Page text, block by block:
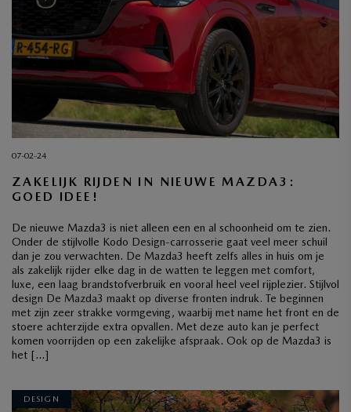
07-02-24
ZAKELIJK RIJDEN IN NIEUWE MAZDA3:
GOED IDEE!
De nieuwe Mazda3 is niet alleen een en al schoonheid om te zien.
Onder de stijlvolle Kodo Design-carrosserie gaat veel meer schuil
dan je zou verwachten. De Mazda3 heeft zelfs alles in huis om je
als zakelijk rijder elke dag in de watten te leggen met comfort,
luxe, een laag brandstofverbruik en vooral heel veel rijplezier. Stijlvol
design De Mazda3 maakt op diverse fronten indruk. Te beginnen
met zijn zeer strakke vormgeving, waarbij met name het front en de
stoere achterzijde extra opvallen. Met deze auto kan je perfect
komen voorrijden op een zakelijke afspraak. Ook op de Mazda3 is
het […]
DESIGN